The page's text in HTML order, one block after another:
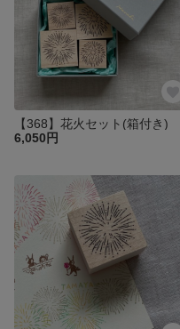
【368】花火セット(箱付き)
6,050円